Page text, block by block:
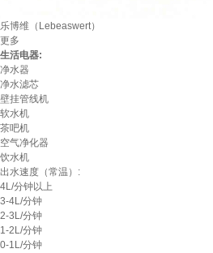
乐博维（Lebeaswert）
更多
生活电器:
净水器
净水滤芯
壁挂管线机
软水机
茶吧机
空气净化器
饮水机
出水速度（常温）:
4L/分钟以上
3-4L/分钟
2-3L/分钟
1-2L/分钟
0-1L/分钟